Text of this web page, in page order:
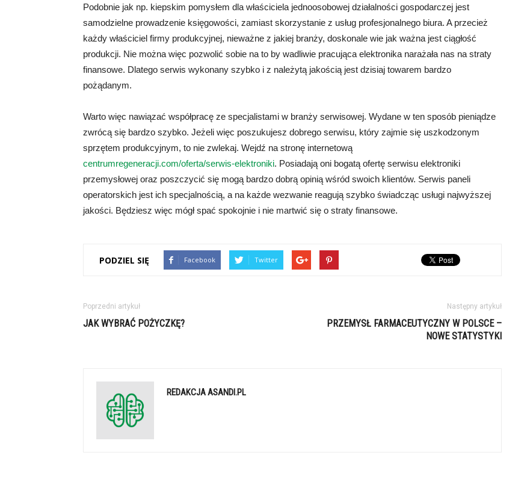
Podobnie jak np. kiepskim pomysłem dla właściciela jednoosobowej działalności gospodarczej jest
samodzielne prowadzenie księgowości, zamiast skorzystanie z usług profesjonalnego biura. A przecież
każdy właściciel firmy produkcyjnej, nieważne z jakiej branży, doskonale wie jak ważna jest ciągłość
produkcji. Nie można więc pozwolić sobie na to by wadliwie pracująca elektronika narażała nas na straty
finansowe. Dlatego serwis wykonany szybko i z należytą jakością jest dzisiaj towarem bardzo
pożądanym.
Warto więc nawiązać współpracę ze specjalistami w branży serwisowej. Wydane w ten sposób pieniądze
zwrócą się bardzo szybko. Jeżeli więc poszukujesz dobrego serwisu, który zajmie się uszkodzonym
sprzętem produkcyjnym, to nie zwlekaj. Wejdź na stronę internetową
centrumregeneracji.com/oferta/serwis-elektroniki. Posiadają oni bogatą ofertę serwisu elektroniki
przemysłowej oraz poszczycić się mogą bardzo dobrą opinią wśród swoich klientów. Serwis paneli
operatorskich jest ich specjalnością, a na każde wezwanie reagują szybko świadcząc usługi najwyższej
jakości. Będziesz więc mógł spać spokojnie i nie martwić się o straty finansowe.
PODZIEL SIĘ Facebook Twitter
Poprzedni artykuł
JAK WYBRAĆ POŻYCZKĘ?
Następny artykuł
PRZEMYSŁ FARMACEUTYCZNY W POLSCE –
NOWE STATYSTYKI
REDAKCJA ASANDI.PL